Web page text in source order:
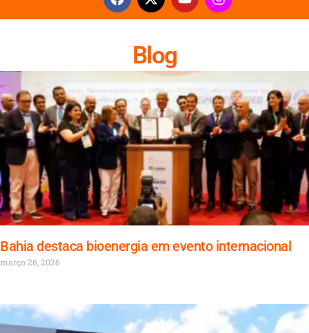
Blog
Bahia destaca bioenergia em evento internacional
março 26, 2026